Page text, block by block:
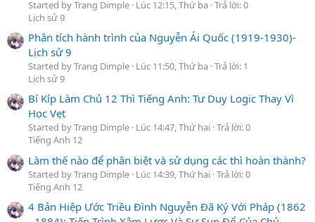
Started by Trang Dimple Lúc 12:15, Thứ ba Trả lời: 0
Lịch sử 9
Phân tích hành trình của Nguyễn Ái Quốc (1919-1930)-
Lịch sử 9
Started by Trang Dimple Lúc 11:50, Thứ ba Trả lời: 1
Lịch sử 9
Bí Kíp Làm Chủ 12 Thì Tiếng Anh: Tư Duy Logic Thay Vì
Học Vẹt
Started by Trang Dimple Lúc 14:47, Thứ hai Trả lời: 0
Tiếng Anh 12
Làm thế nào để phân biệt và sử dụng các thì hoàn thành?
Started by Trang Dimple Lúc 14:39, Thứ hai Trả lời: 0
Tiếng Anh 12
4 Bản Hiệp Ước Triều Đình Nguyễn Đã Ký Với Pháp (1862